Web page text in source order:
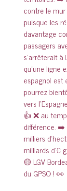
🟡 LGV
du GPSO ! 👀